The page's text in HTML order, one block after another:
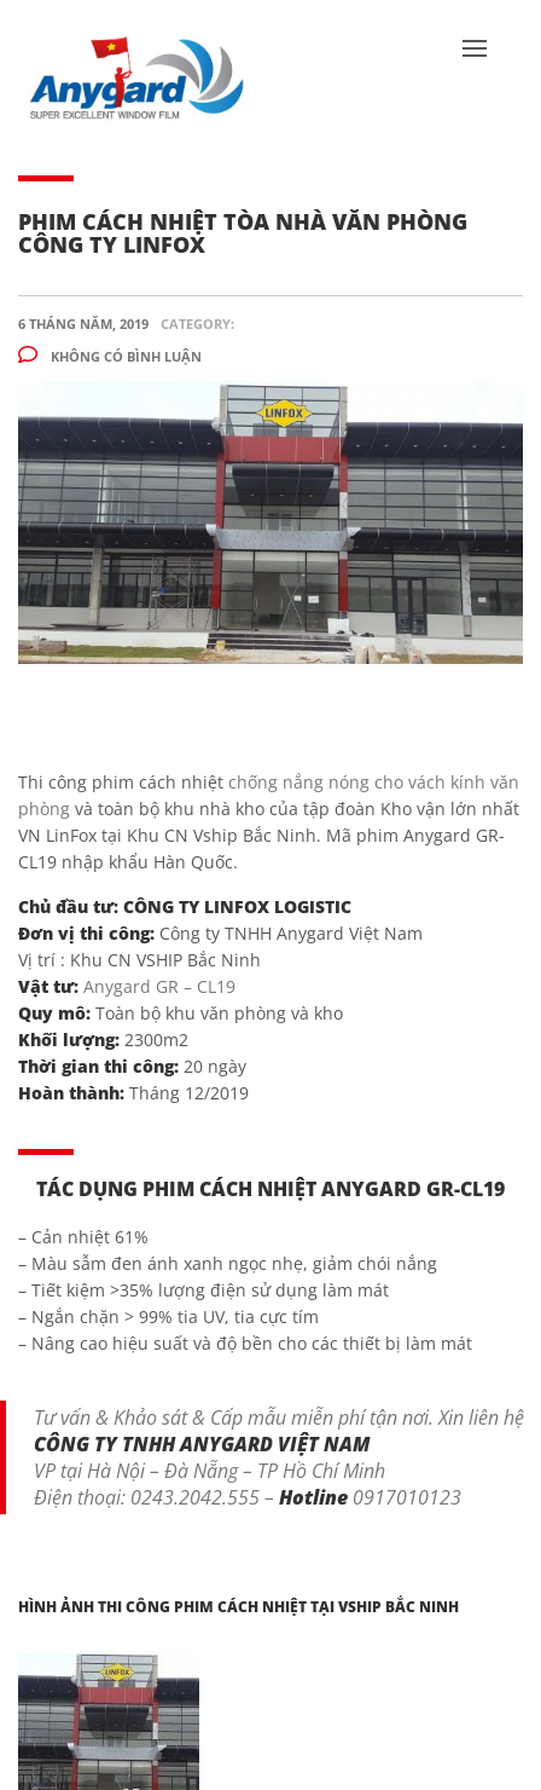
PHIM CÁCH NHIỆT TÒA NHÀ VĂN PHÒNG
CÔNG TY LINFOX
6 THÁNG NĂM, 2019
CATEGORY:
KHÔNG CÓ BÌNH LUẬN
Thi công phim cách nhiệt chống nắng nóng cho vách kính văn
phòng và toàn bộ khu nhà kho của tập đoàn Kho vận lớn nhất
VN LinFox tại Khu CN Vship Bắc Ninh. Mã phim Anygard GR-
CL19 nhập khẩu Hàn Quốc.
Chủ đầu tư: CÔNG TY LINFOX LOGISTIC
Đơn vị thi công: Công ty TNHH Anygard Việt Nam
Vị trí : Khu CN VSHIP Bắc Ninh
Vật tư: Anygard GR – CL19
Quy mô: Toàn bộ khu văn phòng và kho
Khối lượng: 2300m2
Thời gian thi công: 20 ngày
Hoàn thành: Tháng 12/2019
TÁC DỤNG PHIM CÁCH NHIỆT ANYGARD GR-CL19
– Cản nhiệt 61%
– Màu sẫm đen ánh xanh ngọc nhẹ, giảm chói nắng
– Tiết kiệm >35% lượng điện sử dụng làm mát
– Ngắn chặn > 99% tia UV, tia cực tím
– Nâng cao hiệu suất và độ bền cho các thiết bị làm mát
Tư vấn & Khảo sát & Cấp mẫu miễn phí tận nơi. Xin liên hệ
CÔNG TY TNHH ANYGARD VIỆT NAM
VP tại Hà Nội – Đà Nẵng – TP Hồ Chí Minh
Điện thoại: 0243.2042.555 – Hotline 0917010123
HÌNH ẢNH THI CÔNG PHIM CÁCH NHIỆT TẠI VSHIP BẮC NINH